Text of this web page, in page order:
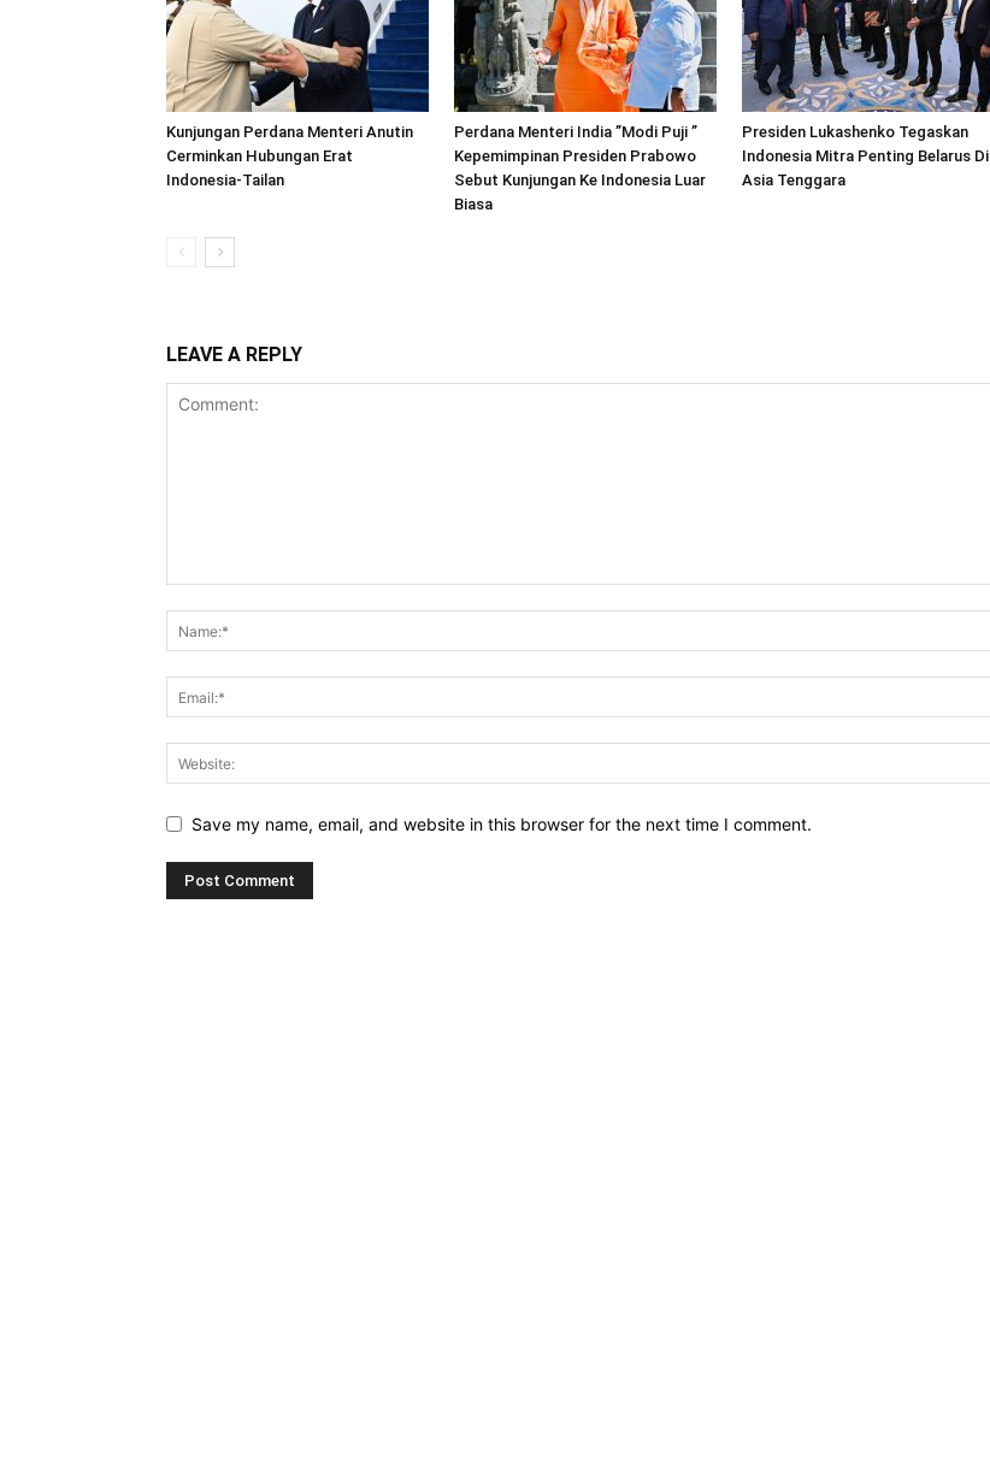
Kunjungan Perdana Menteri Anutin
Cerminkan Hubungan Erat
Indonesia-Tailan
Perdana Menteri India ”Modi Puji ”
Kepemimpinan Presiden Prabowo
Sebut Kunjungan Ke Indonesia Luar
Biasa
Presiden Lukashenko Tegaskan
Indonesia Mitra Penting Belarus Di
Asia Tenggara
LEAVE A REPLY
Save my name, email, and website in this browser for the next time I comment.